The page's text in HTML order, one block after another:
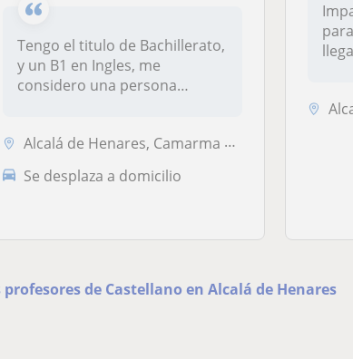
Tengo el titulo de Bachillerato,
y un B1 en Ingles, me
considero una persona
Alcalá de Henares, Camarma de Esteruelas
Se desplaza a domicilio
Alcalá
de Castellano en Alcalá de Henares